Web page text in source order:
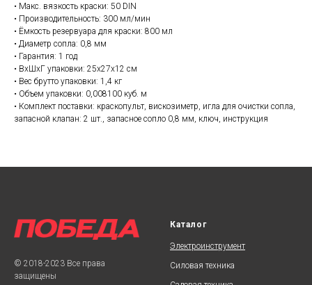
• Макс. вязкость краски: 50 DIN
• Производительность: 300 мл/мин
• Ёмкость резервуара для краски: 800 мл
• Диаметр сопла: 0,8 мм
• Гарантия: 1 год
• ВхШхГ упаковки: 25х27х12 см
• Вес брутто упаковки: 1,4 кг
• Объем упаковки: 0,008100 куб. м
• Комплект поставки: краскопульт, вискозиметр, игла для очистки сопла,
запасной клапан: 2 шт., запасное сопло 0,8 мм, ключ, инструкция
© 2018-2023 Все права
защищены
Каталог
Электроинструмент
Силовая техника